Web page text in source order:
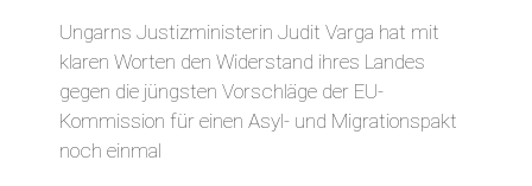
Ungarns Justizministerin Judit Varga hat mit
klaren Worten den Widerstand ihres Landes
gegen die jüngsten Vorschläge der EU-
Kommission für einen Asyl- und Migrationspakt
noch einmal